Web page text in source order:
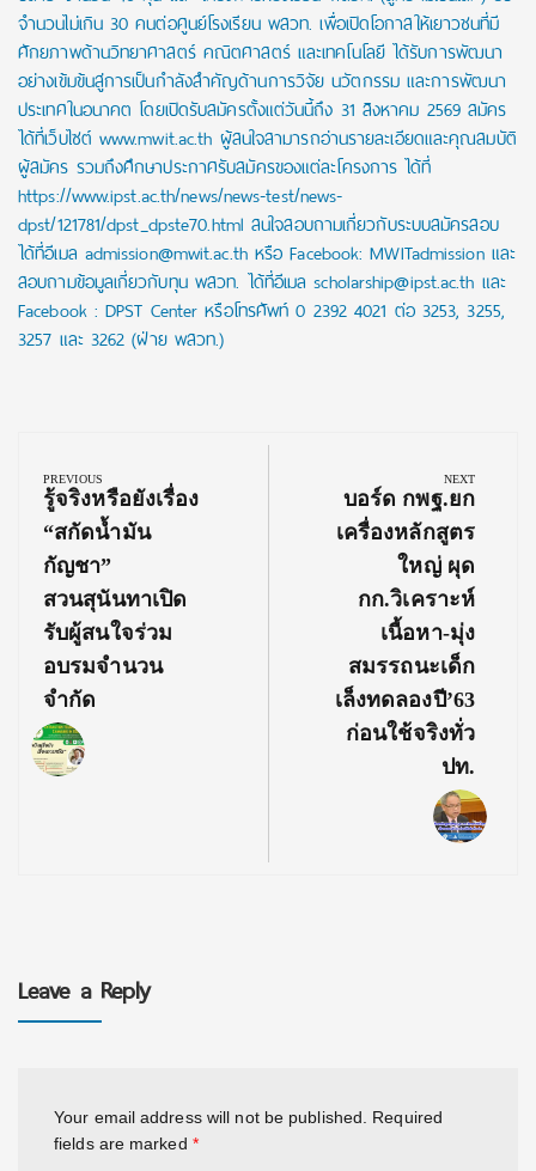
จำนวนไม่เกิน 30 คนต่อศูนย์โรงเรียน พสวท. เพื่อเปิดโอกาสให้เยาวชนที่มี
ศักยภาพด้านวิทยาศาสตร์ คณิตศาสตร์ และเทคโนโลยี ได้รับการพัฒนา
อย่างเข้มข้นสู่การเป็นกำลังสำคัญด้านการวิจัย นวัตกรรม และการพัฒนา
ประเทศในอนาคต โดยเปิดรับสมัครตั้งแต่วันนี้ถึง 31 สิงหาคม 2569 สมัคร
ได้ที่เว็บไซต์ www.mwit.ac.th ผู้สนใจสามารถอ่านรายละเอียดและคุณสมบัติ
ผู้สมัคร รวมถึงศึกษาประกาศรับสมัครของแต่ละโครงการ ได้ที่
https://www.ipst.ac.th/news/news-test/news-
dpst/121781/dpst_dpste70.html สนใจสอบถามเกี่ยวกับระบบสมัครสอบ
ได้ที่อีเมล admission@mwit.ac.th หรือ Facebook: MWITadmission และ
สอบถามข้อมูลเกี่ยวกับทุน พสวท. ได้ที่อีเมล scholarship@ipst.ac.th และ
Facebook : DPST Center หรือโทรศัพท์ 0 2392 4021 ต่อ 3253, 3255,
3257 และ 3262 (ฝ่าย พสวท.)
navigation
PREVIOUS
Previous
Post:
รู้จริงหรือยังเรื่อง
“สกัดน้ำมัน
กัญชา”
สวนสุนันทาเปิด
รับผู้สนใจร่วม
อบรมจำนวน
จำกัด
NEXT
Next
Post:
บอร์ด กพฐ.ยก
เครื่องหลักสูตร
ใหญ่ ผุด
กก.วิเคราะห์
เนื้อหา-มุ่ง
สมรรถนะเด็ก
เล็งทดลองปี’63
ก่อนใช้จริงทั่ว
ปท.
Leave a Reply
Your email address will not be published.
Required
fields are marked *